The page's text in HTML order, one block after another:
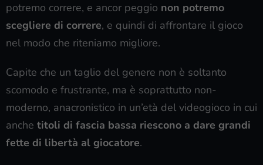
potremo correre, e ancor peggio non potremo
scegliere di correre, e quindi di affrontare il gioco
nel modo che riteniamo migliore.
Capite che un taglio del genere non è soltanto
scomodo e frustrante, ma è soprattutto non-
moderno, anacronistico in un’età del videogioco in cui
anche titoli di fascia bassa riescono a dare grandi
fette di libertà al giocatore.